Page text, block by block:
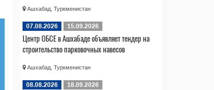
Ашхабад, Туркменистан
07.08.2026 15.09.2026
Центр ОБСЕ в Ашхабаде объявляет тендер на
строительство парковочных навесов
Ашхабад, Туркменистан
08.08.2026 18.09.2026